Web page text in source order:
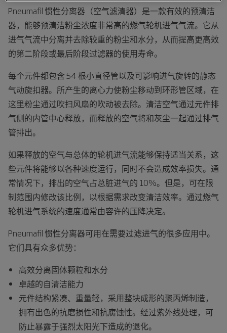
Pneumafil 惯性分离器（空气滤清器）是一款有效的预清洁
器，能够预清洁粉尘浓度非常高的燃气轮机进气气流。它从
进气气流中分离并去除较重的粉尘和水分，从而提高更高效
的第二阶段或最后阶段过滤器的使用寿命。
每个元件都包含 54 根小直径管以及可影响进气旋转的静态
气动旋扣器。所产生的离心力使粉尘移动到环形管区域，在
这里粉尘通过吹扫风扇的吹动被去除。清洁空气通过元件排
气侧的内管中心释放，而释放的空气将和灰尘一起通过排气
管排出。
如果释放的空气与总体的轮机进气流能够保持适当关系，这
些元件将能够以各种速度运行，同时不会造成效率损失。通
常情况下，排出的空气占总脏进气的 10%。但是，可在限
制范围内修改该比例，以根据需求改变清洁效率。通过燃气
轮机进气系统的速度通常由容许的压降决定。
Pneumafil 惯性分离器可用在需要过滤进气的很多应用中。
它们具有众多优势：
高效分离固体颗粒和水分
卓越的自清洁能力
元件结构紧凑、重量轻，采用整块成形的聚丙烯制造，
拥有出色的抗磨损性和抗腐蚀性。经过紫外线处理，可
防止暴露于强烈太阳光下造成的退化。